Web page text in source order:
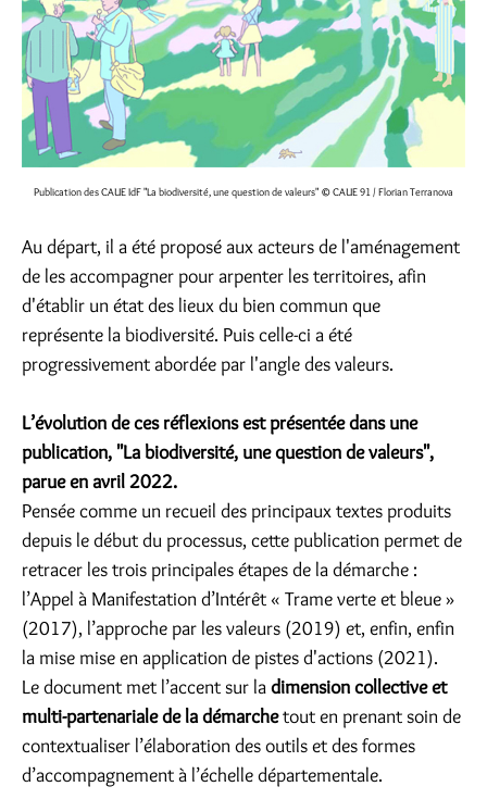
Publication des CAUE IdF "La biodiversité, une question de valeurs" © CAUE 91 / Florian Terranova
Au départ, il a été proposé aux acteurs de l'aménagement
de les accompagner pour arpenter les territoires, afin
d'établir un état des lieux du bien commun que
représente la biodiversité. Puis celle-ci a été
progressivement abordée par l'angle des valeurs.
L’évolution de ces réflexions est présentée dans une
publication, "La biodiversité, une question de valeurs",
parue en avril 2022.
Pensée comme un recueil des principaux textes produits
depuis le début du processus, cette publication permet de
retracer les trois principales étapes de la démarche :
l’Appel à Manifestation d’Intérêt « Trame verte et bleue »
(2017), l’approche par les valeurs (2019) et, enfin, enfin
la mise mise en application de pistes d'actions (2021).
Le document met l’accent sur ladimension collective et
multi-partenariale de la démarchetout en prenant soin de
contextualiser l’élaboration des outils et des formes
d’accompagnement à l’échelle départementale.